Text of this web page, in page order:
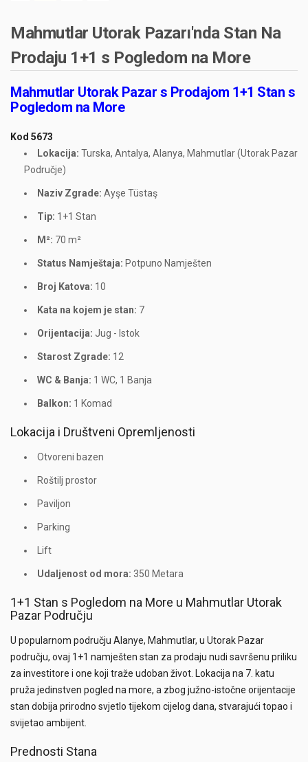
Mahmutlar Utorak Pazarı'nda Stan Na
Prodaju 1+1 s Pogledom na More
Mahmutlar Utorak Pazar s Prodajom 1+1 Stan s
Pogledom na More
Kod 5673
Lokacija: Turska, Antalya, Alanya, Mahmutlar (Utorak Pazar
Područje)
Naziv Zgrade: Ayşe Tüstaş
Tip: 1+1 Stan
M²: 70 m²
Status Namještaja: Potpuno Namješten
Broj Katova: 10
Kata na kojem je stan: 7
Orijentacija: Jug - Istok
Starost Zgrade: 12
WC & Banja: 1 WC, 1 Banja
Balkon: 1 Komad
Lokacija i Društveni Opremljenosti
Otvoreni bazen
Roštilj prostor
Paviljon
Parking
Lift
Udaljenost od mora: 350 Metara
1+1 Stan s Pogledom na More u Mahmutlar Utorak
Pazar Području
U popularnom području Alanye, Mahmutlar, u Utorak Pazar
području, ovaj 1+1 namješten stan za prodaju nudi savršenu priliku
za investitore i one koji traže udoban život. Lokacija na 7. katu
pruža jedinstven pogled na more, a zbog južno-istočne orijentacije
stan dobija prirodno svjetlo tijekom cijelog dana, stvarajući topao i
svijetao ambijent.
Prednosti Stana